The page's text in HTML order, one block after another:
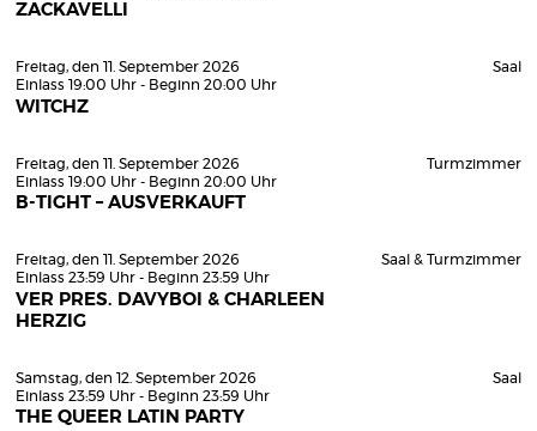
ZACKAVELLI
Freitag, den 11. September 2026
Einlass 19:00 Uhr - Beginn 20:00 Uhr
WITCHZ
Saal
Freitag, den 11. September 2026
Einlass 19:00 Uhr - Beginn 20:00 Uhr
B-TIGHT – AUSVERKAUFT
Turmzimmer
Freitag, den 11. September 2026
Einlass 23:59 Uhr - Beginn 23:59 Uhr
VER PRES. DAVYBOI & CHARLEEN
HERZIG
Saal & Turmzimmer
Samstag, den 12. September 2026
Einlass 23:59 Uhr - Beginn 23:59 Uhr
THE QUEER LATIN PARTY
Saal